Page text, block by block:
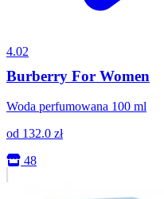
4.02
Burberry For Women
Woda perfumowana 100 ml
od 132.0 zł
48